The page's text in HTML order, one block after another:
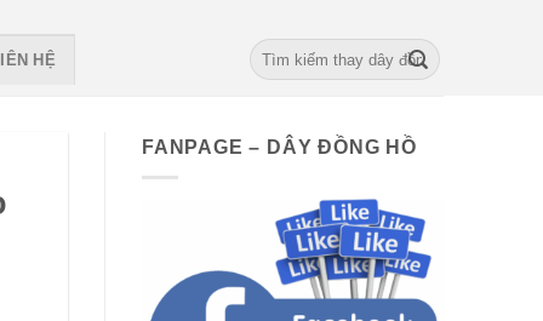
HỆ
Search
for:
FANPAGE – DÂY ĐỒNG HỒ